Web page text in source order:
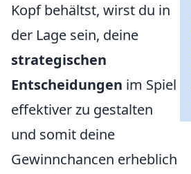
Kopf behältst, wirst du in
der Lage sein, deine
strategischen
Entscheidungen im Spiel
effektiver zu gestalten
und somit deine
Gewinnchancen erheblich